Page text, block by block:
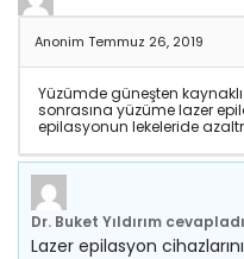
Anonim Temmuz 26, 2019
Yüzümde güneşten
sonrasına yüzüme lazer
epilasyonun lekeleride
Dr. Buket Yıldırım cevapladı
Lazer epilasyon